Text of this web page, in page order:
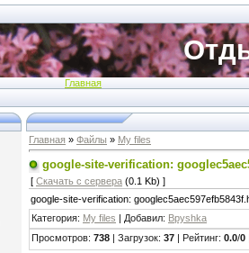
Главная
Главная » Файлы » My files
google-site-verification:
[ Скачать с сервера (0.1 Kb) ]
google-site-verification:
Категория: My files | Добавил: Bpyshka
Просмотров: 738 | Загрузок: 37 | Рейтинг: 0.0/0